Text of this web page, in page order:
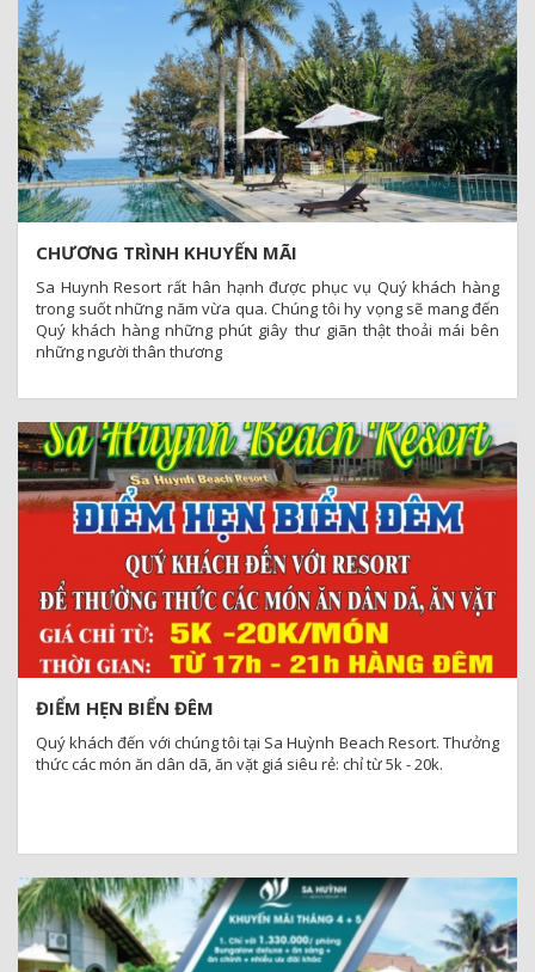
CHƯƠNG TRÌNH KHUYẾN MÃI
Sa Huynh Resort rất hân hạnh được phục vụ Quý khách hàng
trong suốt những năm vừa qua. Chúng tôi hy vọng sẽ mang đến
Quý khách hàng những phút giây thư giãn thật thoải mái bên
những người thân thương
ĐIỂM HẸN BIỂN ĐÊM
Quý khách đến với chúng tôi tại Sa Huỳnh Beach Resort. Thưởng
thức các món ăn dân dã, ăn vặt giá siêu rẻ: chỉ từ 5k - 20k.